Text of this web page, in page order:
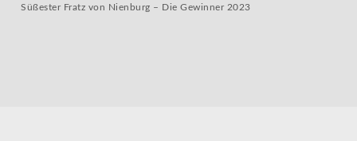
Süßester Fratz von Nienburg – Die Gewinner 2023